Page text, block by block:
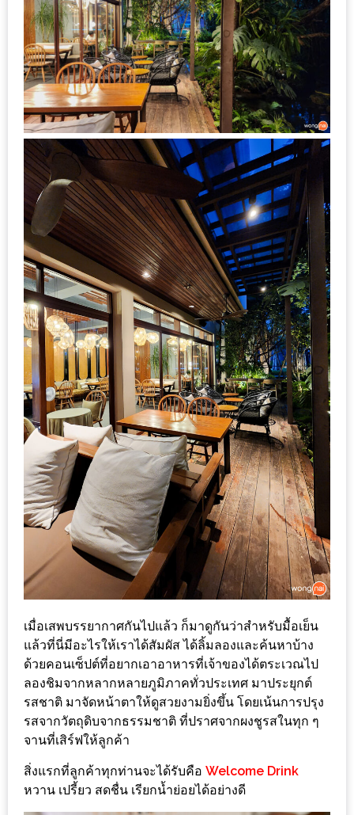
เทศกาล
เบียร์
ที่
ใหญ่
ที่สุด
ใน
โลก
กับ
โรง
แรม
ฮอ
ลิ
เดย์
อินน์
เชียงใหม่
PANDA
TIME
:
ทำไม
เรา
ไม่
ทำ
อาหาร
ทาน
เอง?
SHOP
TOP
10
รีวิว
ร้าน
อาหาร
ที่
เข้า
ชม
เมื่อเสพบรรยากาศกันไปแล้ว ก็มาดูกันว่าสำหรับมื้อเย็น
แล้วที่นี่มีอะไรให้เราได้สัมผัส ได้ลิ้มลองและค้นหาบ้าง
ด้วยคอนเซ็ปต์ที่อยากเอาอาหารที่เจ้าของได้ตระเวณไป
ลองชิมจากหลากหลายภูมิภาคทั่วประเทศ มาประยุกต์
รสชาติ มาจัดหน้าตาให้ดูสวยงามยิ่งขึ้น โดยเน้นการปรุง
รสจากวัตถุดิบจากธรรมชาติ ที่ปราศจากผงชูรสในทุก ๆ
จานที่เสิร์ฟให้ลูกค้า
สิ่งแรกที่ลูกค้าทุกท่านจะได้รับคือ Welcome Drink
หวาน เปรี้ยว สดชื่น เรียกน้ำย่อยได้อย่างดี